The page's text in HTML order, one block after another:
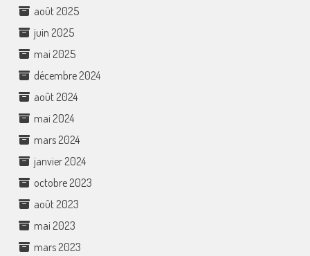
août 2025
juin 2025
mai 2025
décembre 2024
août 2024
mai 2024
mars 2024
janvier 2024
octobre 2023
août 2023
mai 2023
mars 2023